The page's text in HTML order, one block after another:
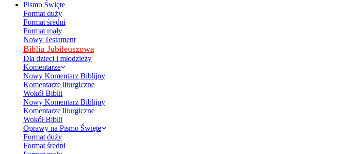
Pismo Święte
Format duży
Format średni
Format mały
Nowy Testament
Biblia Jubileuszowa
Dla dzieci i młodzieży
Komentarze
Nowy Komentarz Biblijny
Komentarze liturgiczne
Wokół Biblii
Nowy Komentarz Biblijny
Komentarze liturgiczne
Wokół Biblii
Oprawy na Pismo Święte
Format duży
Format średni